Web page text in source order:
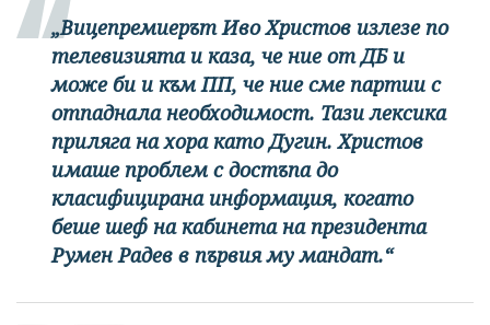
„Вицепремиерът Иво Христов излезе по
телевизията и каза, че ние от ДБ и
може би и към ПП, че ние сме партии с
отпаднала необходимост. Тази лексика
приляга на хора като Дугин. Христов
имаше проблем с достъпа до
класифицирана информация, когато
беше шеф на кабинета на президента
Румен Радев в първия му мандат.“